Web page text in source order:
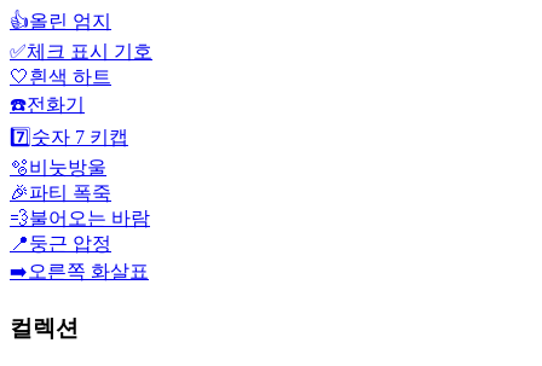
👍올린 엄지
✅체크 표시 기호
🤍흰색 하트
☎️전화기
7️⃣ 숫자 7 키캡
🫧비눗방울
🎉파티 폭죽
💨불어오는 바람
📍둥근 압정
➡️오른쪽 화살표
컬렉션